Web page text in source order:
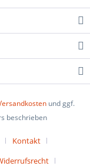
und ggf.
beschrieben
Kontakt